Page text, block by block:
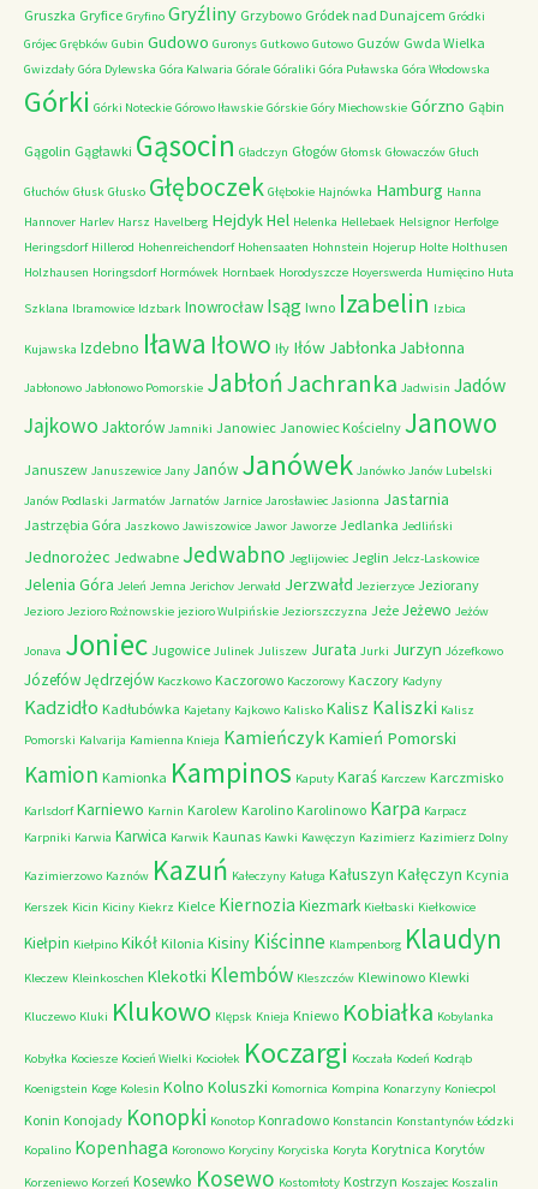
Gruszka Gryfice Gryfino Gryźliny Grzybowo Gródek nad Dunajcem Gródki
Grójec Grębków Gubin Gudowo Guronys Gutkowo Gutowo Guzów Gwda Wielka
Gwizdały Góra Dylewska Góra Kalwaria Górale Góraliki Góra Puławska Góra Włodowska
Górki Górki Noteckie Górowo Iławskie Górskie Góry Miechowskie Górzno Gąbin
Gągolin Gągławki Gąsocin Gładczyn Głogów Głomsk Głowaczów Głuch
Głuchów Głusk Głusko Głęboczek Głębokie Hajnówka Hamburg Hanna
Hannover Harlev Harsz Havelberg HejdykHel Helenka Hellebaek Helsignor Herfolge
Heringsdorf Hillerod Hohenreichendorf Hohensaaten Hohnstein Hojerup Holte Holthusen
Holzhausen Horingsdorf Hormówek Hornbaek Horodyszcze Hoyerswerda Humięcino Huta
Szklana Ibramowice Idzbark Inowrocław Isąg Iwno Izabelin Izbica
Kujawska Izdebno Iława Iłowo Iły Iłów Jabłonka Jabłonna
Jabłonowo Jabłonowo Pomorskie JabłońJachranka Jadwisin Jadów
Jajkowo Jaktorów Jamniki Janowiec Janowiec Kościelny Janowo
Januszew Januszewice Jany Janów Janówek Janówko Janów Lubelski
Janów Podlaski Jarmatów Jarnatów Jarnice Jarosławiec Jasionna Jastarnia
Jastrzębia Góra Jaszkowo Jawiszowice Jawor Jaworze Jedlanka Jedliński
Jednorożec Jedwabne Jedwabno Jeglijowiec Jeglin Jelcz-Laskowice
Jelenia Góra Jeleń Jemna Jerichov Jerwałd Jerzwałd Jezierzyce Jeziorany
Jezioro Jezioro Rożnowskie jezioro Wulpińskie Jeziorszczyzna Jeże Jeżewo Jeżów
Jonava Joniec Jugowice Julinek Juliszew Jurata Jurki Jurzyn Józefkowo
JózefówJędrzejów Kaczkowo Kaczorowo Kaczorowy Kaczory Kadyny
Kadzidło Kadłubówka Kajetany Kajkowo Kalisko Kalisz Kaliszki Kalisz
Pomorski Kalvarija Kamienna Knieja Kamieńczyk Kamień Pomorski
Kamion Kamionka Kampinos Kaputy Karaś Karczew Karczmisko
Karlsdorf Karniewo Karnin Karolew Karolino Karolinowo Karpa Karpacz
Karpniki Karwia Karwica Karwik Kaunas Kawki Kawęczyn Kazimierz Kazimierz Dolny
Kazimierzowo Kaznów Kazuń Kałeczyny Kaługa Kałuszyn Kałęczyn Kcynia
Kerszek Kicin Kiciny Kiekrz Kielce Kiernozia Kiezmark Kiełbaski Kiełkowice
Kiełpin Kiełpino Kikół Kilonia Kisiny Kiścinne Klampenborg Klaudyn
Kleczew Kleinkoschen Klekotki Klembów Kleszczów Klewinowo Klewki
Kluczewo Kluki Klukowo Klępsk Knieja Kniewo Kobiałka Kobylanka
Kobyłka Kociesze Kocień Wielki Kociołek Koczargi Koczała Kodeń Kodrąb
Koenigstein Koge Kolesin Kolno Koluszki Komornica Kompina Konarzyny Koniecpol
Konin Konojady Konopki Konotop Konradowo Konstancin Konstantynów Łódzki
Kopalino Kopenhaga Koronowo Koryciny Koryciska Koryta Korytnica Korytów
Korzeniewo Korzeń Kosewko Kosewo Kostomłoty Kostrzyn Koszajec Koszalin